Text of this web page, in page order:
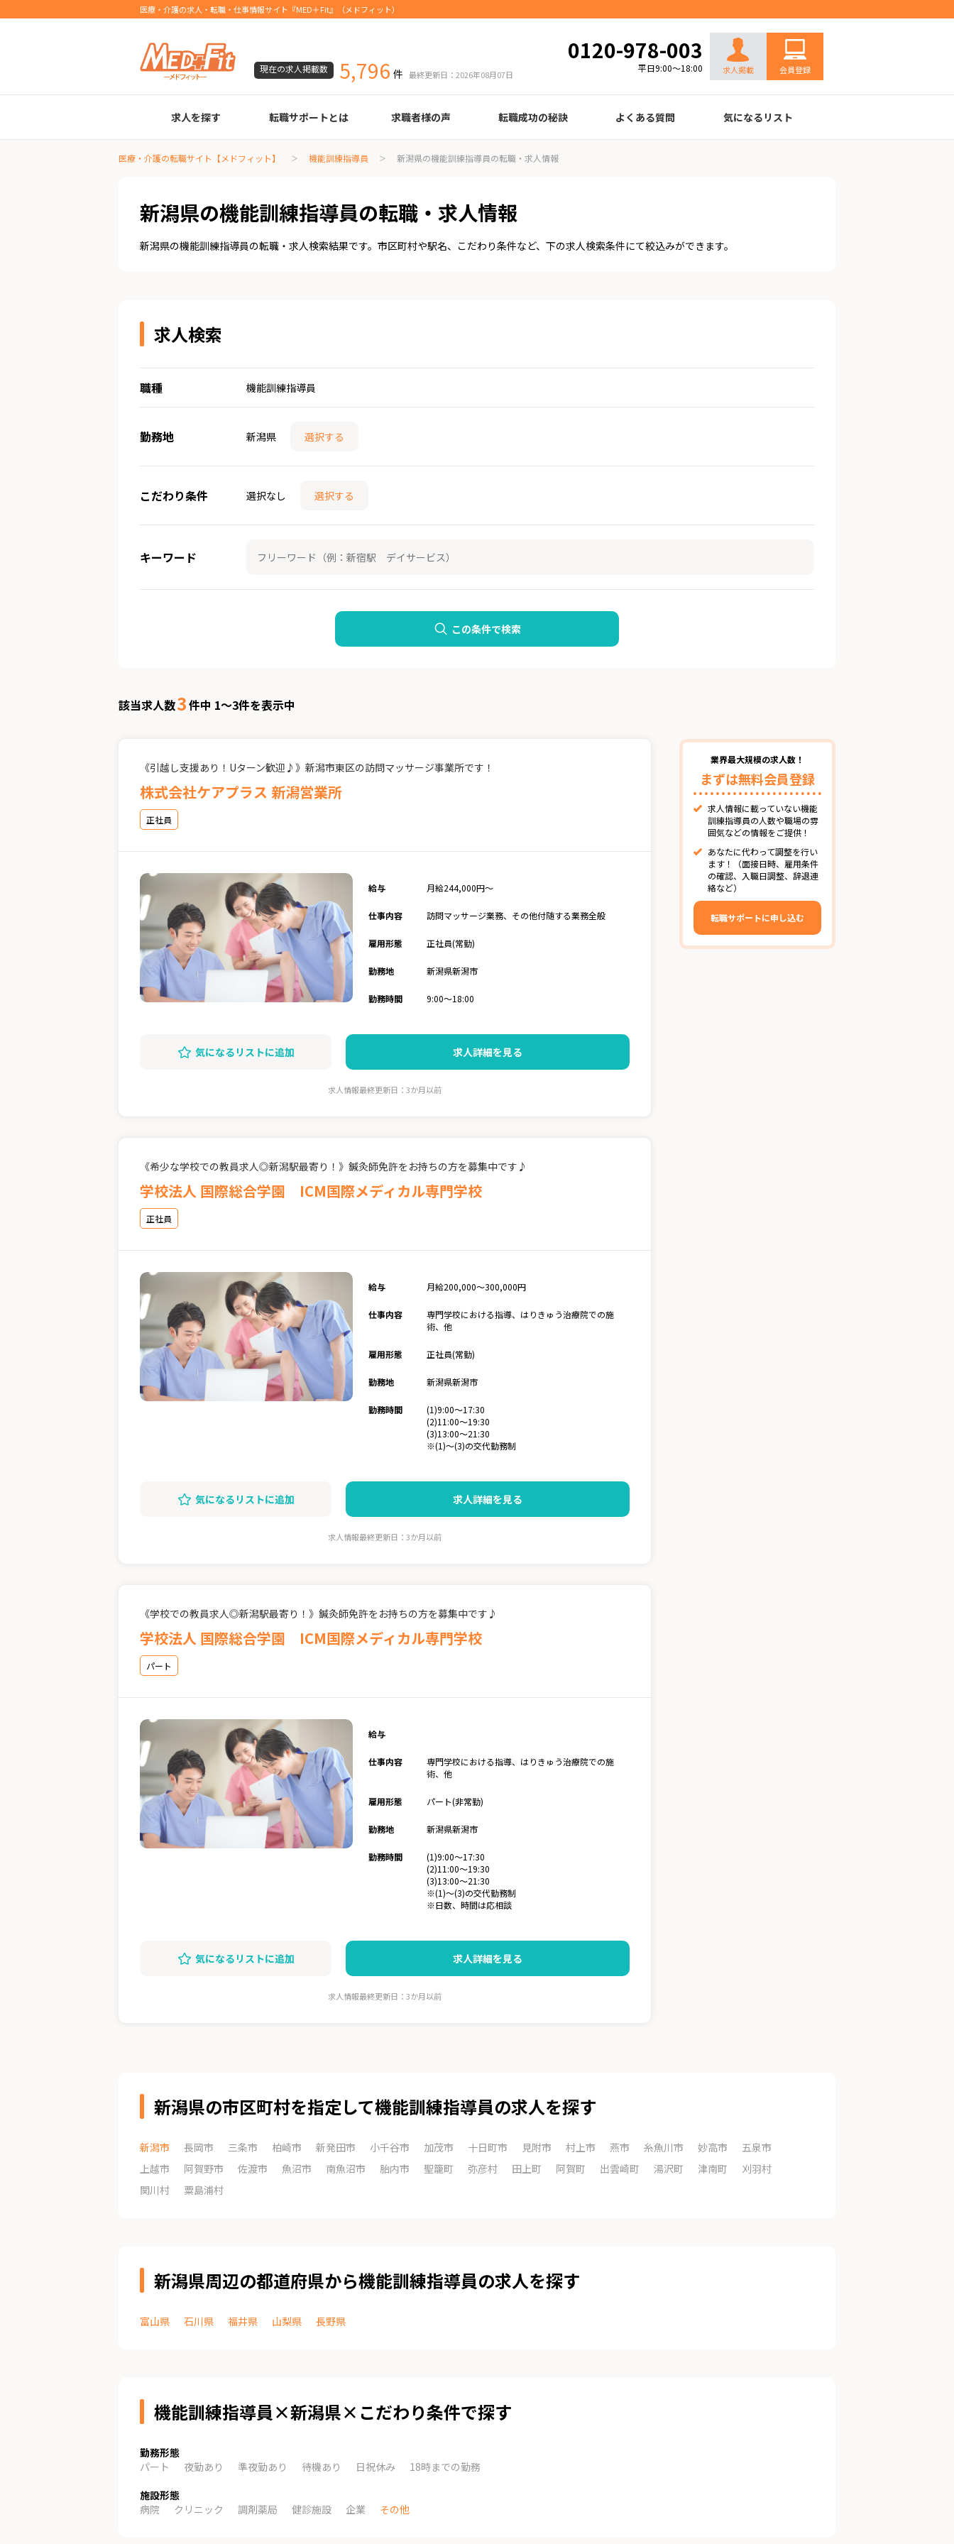
医療・介護の求人・転職・仕事情報サイト『MED＋Fit』（メドフィット）
現在の求人掲載数 5,796 件 最終更新日：2026年08月07日
0120-978-003
平日9:00～18:00 求人掲載 会員登録
求人を探す
臨床検査技師
診療放射線技師
臨床工学技士
医療事務
調剤薬局事務
理学療法士
作業療法士
言語聴覚士
機能訓練指導員
視能訓練士
看護師
薬剤師
転職サポートとは 求職者様の声
臨床検査技師
診療放射線技師
臨床工学技士
医療事務
調剤薬局事務
理学療法士
作業療法士
言語聴覚士
機能訓練指導員
視能訓練士
看護師
薬剤師
転職成功の秘訣
履歴書の書き方
職務経歴書の書き方
面接の心得
面接のコツ
転職の際に知っておきたいこと
年齢早見表
給与
よくある質問 気になるリスト
医療・介護の転職サイト【メドフィット】 機能訓練指導員 新潟県の機能訓練指導員の転職・求人情報
新潟県の機能訓練指導員の転職・求人情報
新潟県の機能訓練指導員の転職・求人検索結果です。市区町村や駅名、こだわり条件など、下の求人検索条件にて絞込みができます。
求人検索
職種 機能訓練指導員
勤務地 新潟県 選択する
こだわり条件 選択なし 選択する
キーワード
この条件で検索
該当求人数3件中 1～3件を表示中
《引越し支援あり！Uターン歓迎♪》新潟市東区の訪問マッサージ事業所です！
株式会社ケアプラス 新潟営業所
正社員
給与 月給244,000円～
仕事内容 訪問マッサージ業務、その他付随する業務全般
雇用形態 正社員(常勤)
勤務地 新潟県新潟市
勤務時間 9:00～18:00
気になるリストに追加 求人詳細を見る
求人情報最終更新日：3か月以前
《希少な学校での教員求人◎新潟駅最寄り！》鍼灸師免許をお持ちの方を募集中です♪
学校法人 国際総合学園 ICM国際メディカル専門学校
正社員
給与 月給200,000～300,000円
仕事内容
専門学校における指導、はりきゅう治療院での施
術、他
雇用形態 正社員(常勤)
勤務地 新潟県新潟市
勤務時間
(1)9:00～17:30
(2)11:00～19:30
(3)13:00～21:30
※(1)～(3)の交代勤務制
気になるリストに追加 求人詳細を見る
求人情報最終更新日：3か月以前
《学校での教員求人◎新潟駅最寄り！》鍼灸師免許をお持ちの方を募集中です♪
学校法人 国際総合学園 ICM国際メディカル専門学校
パート
給与
仕事内容
専門学校における指導、はりきゅう治療院での施
術、他
雇用形態 パート(非常勤)
勤務地 新潟県新潟市
勤務時間
(1)9:00～17:30
(2)11:00～19:30
(3)13:00～21:30
※(1)～(3)の交代勤務制
※日数、時間は応相談
気になるリストに追加 求人詳細を見る
求人情報最終更新日：3か月以前
業界最大規模の求人数！
まずは無料会員登録
求人情報に載っていない機能
訓練指導員の人数や職場の雰
囲気などの情報をご提供！
あなたに代わって調整を行い
ます！（面接日時、雇用条件
の確認、入職日調整、辞退連
絡など）
転職サポートに申し込む
新潟県の市区町村を指定して機能訓練指導員の求人を探す
新潟市 長岡市 三条市 柏崎市 新発田市 小千谷市 加茂市 十日町市 見附市 村上市 燕市 糸魚川市 妙高市
五泉市
上越市
阿賀野市 佐渡市 魚沼市 南魚沼市 胎内市 聖籠町 弥彦村 田上町 阿賀町 出雲崎町 湯沢町 津南町
刈羽村
関川村
粟島浦村
新潟県周辺の都道府県から機能訓練指導員の求人を探す
富山県 石川県 福井県 山梨県 長野県
機能訓練指導員×新潟県×こだわり条件で探す
勤務形態
パート
夜勤あり 準夜勤あり 待機あり 日祝休み
18時までの勤務
施設形態
病院
クリニック 調剤薬局 健診施設 企業 その他